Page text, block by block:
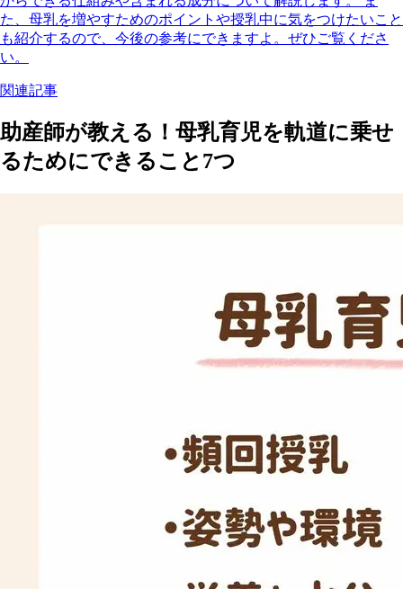
た、母乳を増やすためのポイントや授乳中に気をつけたいこと
も紹介するので、今後の参考にできますよ。ぜひご覧くださ
い。
関連記事
助産師が教える！母乳育児を軌道に乗せ
るためにできること7つ